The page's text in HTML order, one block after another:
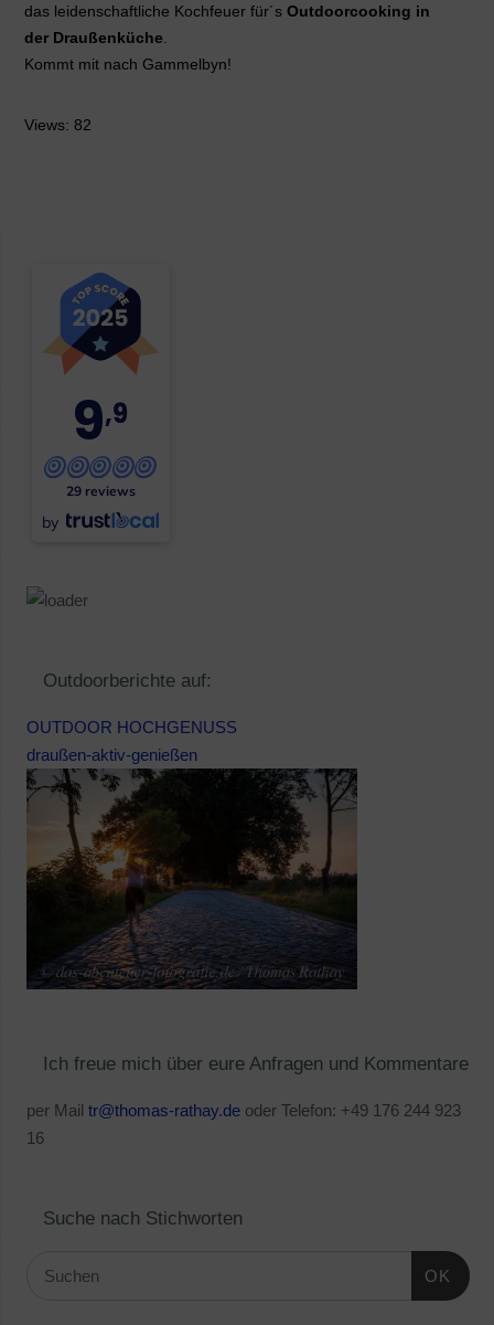
das leidenschaftliche Kochfeuer für´s Outdoorcooking in
der Draußenküche
Kommt mit nach Gammelbyn!
Views: 82
9,9
29 reviews
by
Outdoorberichte auf:
OUTDOOR HOCHGENUSS
draußen-aktiv-genießen
Ich freue mich über eure Anfragen und Kommentare
per Mail tr@thomas-rathay.deoder Telefon: +49 176 244 923
16
Suche nach Stichworten
OK